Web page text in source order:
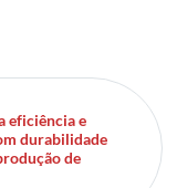
eficiência e
durabilidade
de